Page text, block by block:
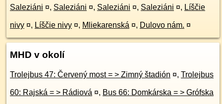
Saleziáni ¤, Saleziáni ¤, Saleziáni ¤, Saleziáni ¤, Líščie
nivy ¤, Líščie nivy ¤, Mliekarenská ¤, Dulovo nám. ¤
MHD v okolí
Trolejbus 47: Červený most = > Zimný štadión ¤, Trolejbus
60: Rajská = > Rádiová ¤, Bus 66: Domkárska = > Grófska